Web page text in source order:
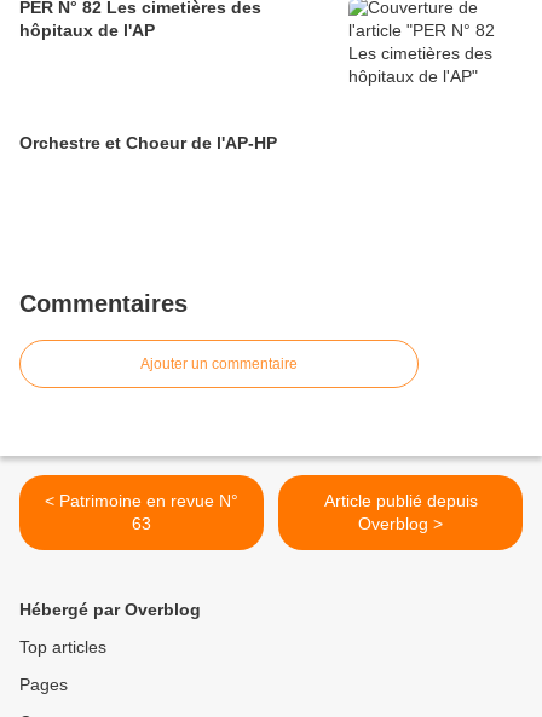
PER N° 82 Les cimetières des
hôpitaux de l'AP
Orchestre et Choeur de l'AP-HP
Commentaires
Ajouter un commentaire
< Patrimoine en revue N°
63
Article publié depuis
Overblog >
Hébergé par Overblog
Top articles
Pages